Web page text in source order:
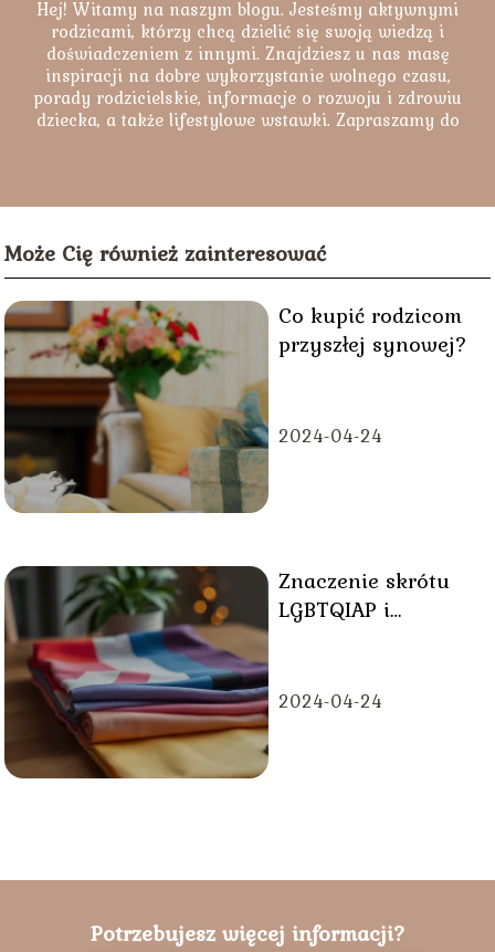
Hej! Witamy na naszym blogu. Jesteśmy aktywnymi
rodzicami, którzy chcą dzielić się swoją wiedzą i
doświadczeniem z innymi. Znajdziesz u nas masę
inspiracji na dobre wykorzystanie wolnego czasu,
porady rodzicielskie, informacje o rozwoju i zdrowiu
dziecka, a także lifestylowe wstawki. Zapraszamy do
Może Cię również zainteresować
Co kupić rodzicom
przyszłej synowej?
2024-04-24
Znaczenie skrótu
LGBTQIAP i
pojęć
2024-04-24
Potrzebujesz więcej informacji?